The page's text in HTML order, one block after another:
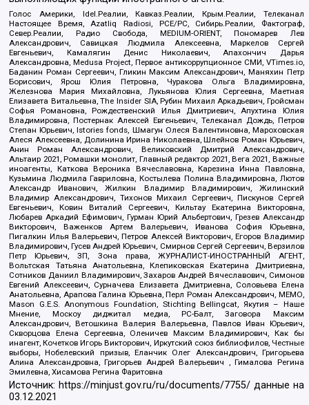
Голос Америки, Idel.Реалии, Кавказ.Реалии, Крым.Реалии, Телеканал
Настоящее Время, Azatliq Radiosi, PCE/PC, Сибирь.Реалии, Фактограф,
Север.Реалии, Радио Свобода, MEDIUM-ORIENT, Пономарев Лев
Александрович, Савицкая Людмила Алексеевна, Маркелов Сергей
Евгеньевич, Камалягин Денис Николаевич, Апахончич Дарья
Александровна, Medusa Project, Первое антикоррупционное СМИ, VTimes.io,
Баданин Роман Сергеевич, Гликин Максим Александрович, Маняхин Петр
Борисович, Ярош Юлия Петровна, Чуракова Ольга Владимировна,
Железнова Мария Михайловна, Лукьянова Юлия Сергеевна, Маетная
Елизавета Витальевна, The Insider SIA, Рубин Михаил Аркадьевич, Гройсман
Софья Романовна, Рождественский Илья Дмитриевич, Апухтина Юлия
Владимировна, Постернак Алексей Евгеньевич, Телеканал Дождь, Петров
Степан Юрьевич, Istories fonds, Шмагун Олеся Валентиновна, Мароховская
Алеся Алексеевна, Долинина Ирина Николаевна, Шлейнов Роман Юрьевич,
Анин Роман Александрович, Великовский Дмитрий Александрович,
Альтаир 2021, Ромашки монолит, Главный редактор 2021, Вега 2021, Важные
иноагенты, Каткова Вероника Вячеславовна, Карезина Инна Павловна,
Кузьмина Людмила Гавриловна, Костылева Полина Владимировна, Лютов
Александр Иванович, Жилкин Владимир Владимирович, Жилинский
Владимир Александрович, Тихонов Михаил Сергеевич, Пискунов Сергей
Евгеньевич, Ковин Виталий Сергеевич, Кильтау Екатерина Викторовна,
Любарев Аркадий Ефимович, Гурман Юрий Альбертович, Грезев Александр
Викторович, Важенков Артем Валерьевич, Иванова София Юрьевна,
Пигалкин Илья Валерьевич, Петров Алексей Викторович, Егоров Владимир
Владимирович, Гусев Андрей Юрьевич, Смирнов Сергей Сергеевич, Верзилов
Петр Юрьевич, ЗП, Зона права, ЖУРНАЛИСТ-ИНОСТРАННЫЙ АГЕНТ,
Вольтская Татьяна Анатольевна, Клепиковская Екатерина Дмитриевна,
Сотников Даниил Владимирович, Захаров Андрей Вячеславович, Симонов
Евгений Алексеевич, Сурначева Елизавета Дмитриевна, Соловьева Елена
Анатольевна, Арапова Галина Юрьевна, Перл Роман Александрович, МЕМО,
Mason G.E.S. Anonymous Foundation, Stichting Bellingcat, Якутия – Наше
Мнение, Москоу диджитал медиа, РС-Балт, Заговора Максим
Александрович, Ветошкина Валерия Валерьевна, Павлов Иван Юрьевич,
Скворцова Елена Сергеевна, Оленичев Максим Владимирович, Как бы
инагент, Кочетков Игорь Викторович, Иркутский союз библиофилов, Честные
выборы, Нобелевский призыв, Еланчик Олег Александрович, Григорьева
Алина Александровна, Григорьев Андрей Валерьевич , Гималова Регина
Эмилевна, Хисамова Регина Фаритовна
Источник: https://minjust.gov.ru/ru/documents/7755/ данные на
03.12.2021